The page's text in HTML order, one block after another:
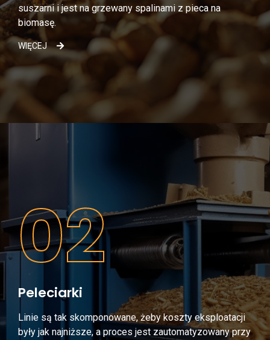
suszarni i jest na grzewany spalinami z pieca na
biomasę.
WIĘCEJ
02
Peleciarki
Linie są tak skomponowane, żeby koszty eksploatacji
były jak najniższe, a proces jest zautomatyzowany przy